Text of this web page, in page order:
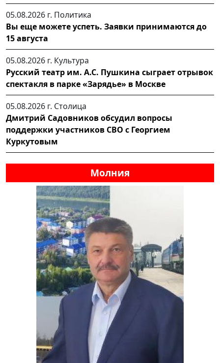
05.08.2026 г. Политика
Вы еще можете успеть. Заявки принимаются до
15 августа
05.08.2026 г. Культура
Русский театр им. А.С. Пушкина сыграет отрывок
спектакля в парке «Зарядье» в Москве
05.08.2026 г. Столица
Дмитрий Садовников обсудил вопросы
поддержки участников СВО с Георгием
Куркутовым
Молния